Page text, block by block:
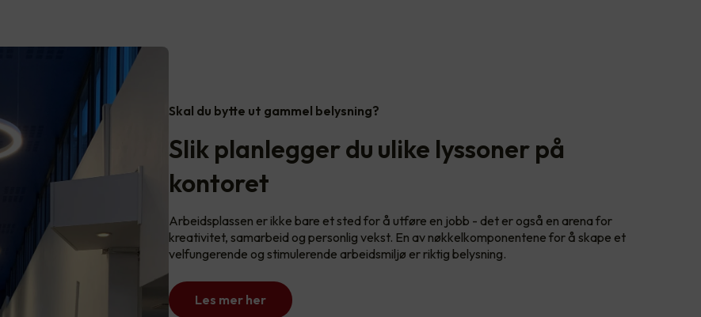
Skal du bytte ut gammel belysning?
Slik planlegger du ulike lyssoner på
kontoret
Arbeidsplassen er ikke bare et sted for å utføre en jobb - det er også en arena for
kreativitet, samarbeid og personlig vekst. En av nøkkelkomponentene for å skape et
velfungerende og stimulerende arbeidsmiljø er riktig belysning.
Les mer her